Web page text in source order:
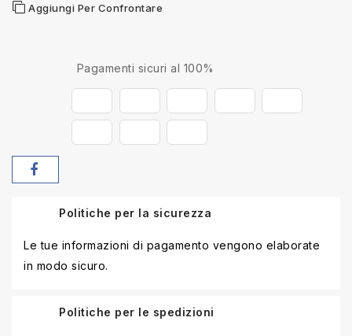
Aggiungi Per Confrontare
Pagamenti sicuri al 100%
Politiche per la sicurezza
Le tue informazioni di pagamento vengono elaborate
in modo sicuro.
Politiche per le spedizioni